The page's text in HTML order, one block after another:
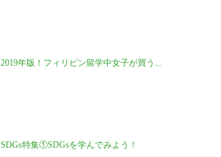
2019年版！フィリピン留学中女子が買う...
SDGs特集①SDGsを学んでみよう！